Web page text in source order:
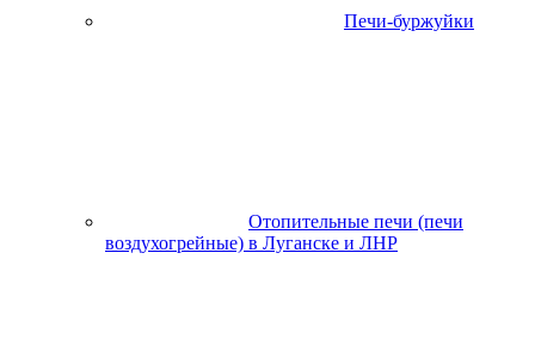
Печи-буржуйки
Отопительные печи (печи
воздухогрейные) в Луганске и ЛНР